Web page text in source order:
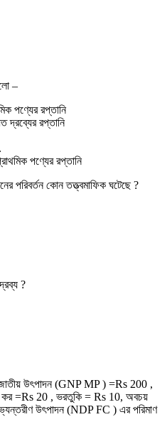
–
পণ্যের রপ্তানি
দ্রব্যের রপ্তানি
পণ্যের রপ্তানি
পরিবর্তন কোন তত্ত্বমাফিক ঘটেছে ?
?
জাতীয় উৎপাদন (GNP MP ) =Rs 200 ,
কর =Rs 20 , ভরতুকি = Rs 10, অবচয়
উৎপাদন (NDP FC ) এর পরিমাণ